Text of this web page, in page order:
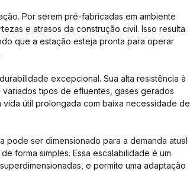
Por serem pré-fabricadas em ambiente
e atrasos da construção civil. Isso resulta
que a estação esteja pronta para operar
excepcional. Sua alta resistência à
tipos de efluentes, gases gerados
útil prolongada com baixa necessidade de
pode ser dimensionado para a demanda atual
forma simples. Essa escalabilidade é um
e permite uma adaptação